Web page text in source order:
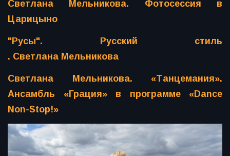
Светлана Мельникова. Фотосессия в
Царицыно
"Русы". Русский стиль
. Светлана Мельникова
Светлана Мельникова. «Танцемания».
Ансамбль «Грация» в программе «Dance
Non-Stop!»